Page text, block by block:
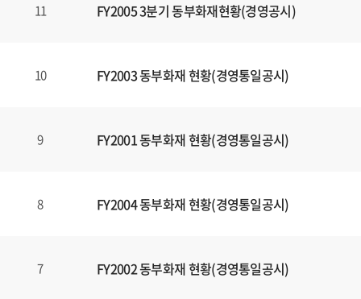
11 FY2005 3분기 동부화재현황(경영공시)
10 FY2003 동부화재 현황(경영통일공시)
9 FY2001 동부화재 현황(경영통일공시)
8 FY2004 동부화재 현황(경영통일공시)
7 FY2002 동부화재 현황(경영통일공시)